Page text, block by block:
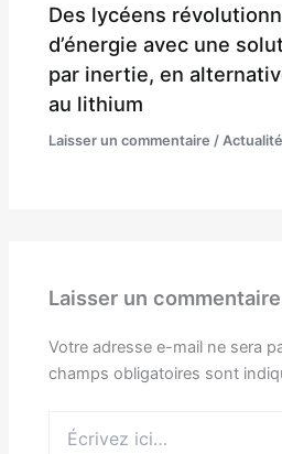
Des lycéens
d’énergie avec une
par inertie, en
au lithium
Laisser un commentaire /Actualité
Laisser un commentaire
Votre adresse e-mail ne sera
champs obligatoires sont
ici…